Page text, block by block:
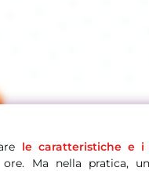
le caratteristiche e
ore. Ma nella pratica,